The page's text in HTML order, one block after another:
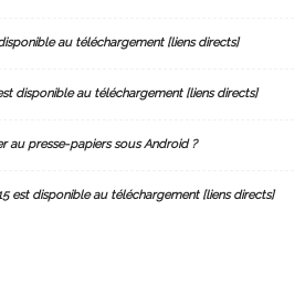
disponible au téléchargement [liens directs]
est disponible au téléchargement [liens directs]
au presse-papiers sous Android ?
15 est disponible au téléchargement [liens directs]